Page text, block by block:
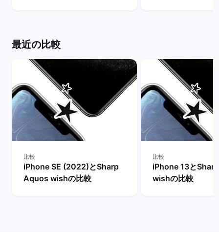
最近の比較
比較
iPhone SE (2022)とSharp
Aquos wishの比較
比較
iPhone 13と
wishの比較